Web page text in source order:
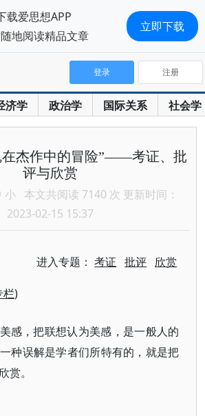
济学 政治学 国际关系 社会学
登录 注册
在杰作中的冒险”——考证、批
评与欣赏
小 本文共阅读 7140 次 更新时间：
2023-02-15 15:37
进入专题：考证 批评 欣赏
栏)
感，把联想认为美感，是一般人的
种误解是学者们所特有的，就是把
赏。
载爱思想APP
地阅读精品文章
立即下载